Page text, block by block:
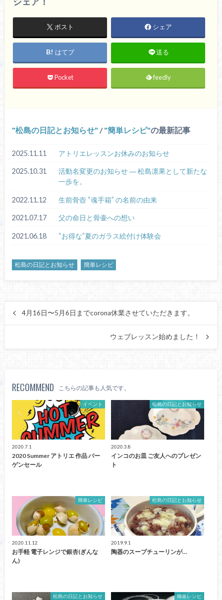
ポスト シェア
はてブ 送る
Pocket feedly
松島の日記とお知らせ / 簡単レシピ の最新記事
2025.11.11 アトリエレッスンお休みのお知らせ
2025.10.31
活動名変更のお知らせ ― 松島凛果として新たな
一歩を。
2022.11.12 生前骨壺 “魂手箱” の名前の由来
2021.07.17 父の命日と骨壷への想い
2021.06.18 “お得な”夏のガラス絵付け体験会
松島の日記とお知らせ 簡単レシピ
4月16日〜5月6日までcorona休業させていただきます。
ウェブレッスン始めました！
RECOMMEND こちらの記事も人気です。
イベント
2020.7.1
2020 Summer アトリエ 作品 バー
ゲンセール
松島の日記とお知らせ
2020.3.8
インコのお皿 ご友人へのプレゼン
ト
簡単レシピ
2020.11.12
お手軽 電子レンジで銀杏(ぎんな
ん)
松島の日記とお知らせ
2019.9.1
陶器のスープチューリンが…
松島の日記とお知らせ 簡単レシピ